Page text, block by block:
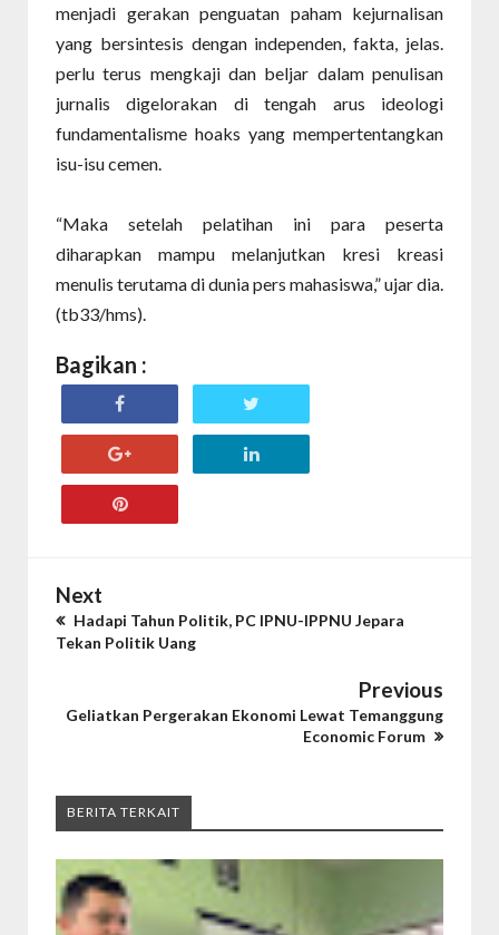
menjadi gerakan penguatan paham kejurnalisan
yang bersintesis dengan independen, fakta, jelas.
perlu terus mengkaji dan beljar dalam penulisan
jurnalis digelorakan di tengah arus ideologi
fundamentalisme hoaks yang mempertentangkan
isu-isu cemen.
“Maka setelah pelatihan ini para peserta
diharapkan mampu melanjutkan kresi kreasi
menulis terutama di duniapers mahasiswa,” ujar dia.
(tb33/hms).
Bagikan :
Next
Hadapi Tahun Politik, PC IPNU-IPPNU Jepara
Tekan Politik Uang
Previous
Geliatkan Pergerakan Ekonomi Lewat Temanggung
Economic Forum
BERITA TERKAIT